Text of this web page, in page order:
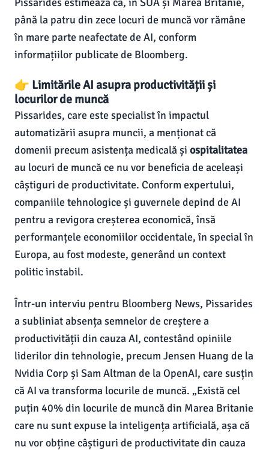
până la patru din zece locuri de muncă vor rămâne
în mare parte neafectate de AI, conform
informațiilor publicate de Bloomberg.
👉 Limitările AI asupra productivității și
locurilor de muncă
Pissarides, care este specialist în impactul
automatizării asupra muncii, a menționat că
domenii precum asistența medicală și ospitalitatea
au locuri de muncă ce nu vor beneficia de aceleași
câștiguri de productivitate. Conform expertului,
companiile tehnologice și guvernele depind de AI
pentru a revigora creșterea economică, însă
performanțele economiilor occidentale, în special în
Europa, au fost modeste, generând un context
politic instabil.
Într-un interviu pentru Bloomberg News, Pissarides
a subliniat absența semnelor de creștere a
productivității din cauza AI, contestând opiniile
liderilor din tehnologie, precum Jensen Huang de la
Nvidia Corp și Sam Altman de la OpenAI, care susțin
că AI va transforma locurile de muncă. „Există cel
puțin 40% din locurile de muncă din Marea Britanie
care nu sunt expuse la inteligența artificială, așa că
nu vor obține câștiguri de productivitate din cauza